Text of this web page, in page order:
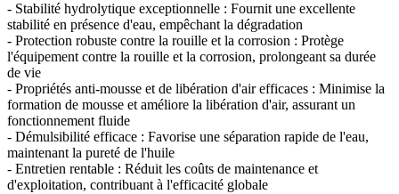
- Stabilité hydrolytique exceptionnelle : Fournit une excellente
stabilité en présence d'eau, empêchant la dégradation
- Protection robuste contre la rouille et la corrosion : Protège
l'équipement contre la rouille et la corrosion, prolongeant sa durée
de vie
- Propriétés anti-mousse et de libération d'air efficaces : Minimise la
formation de mousse et améliore la libération d'air, assurant un
fonctionnement fluide
- Démulsibilité efficace : Favorise une séparation rapide de l'eau,
maintenant la pureté de l'huile
- Entretien rentable : Réduit les coûts de maintenance et
d'exploitation, contribuant à l'efficacité globale